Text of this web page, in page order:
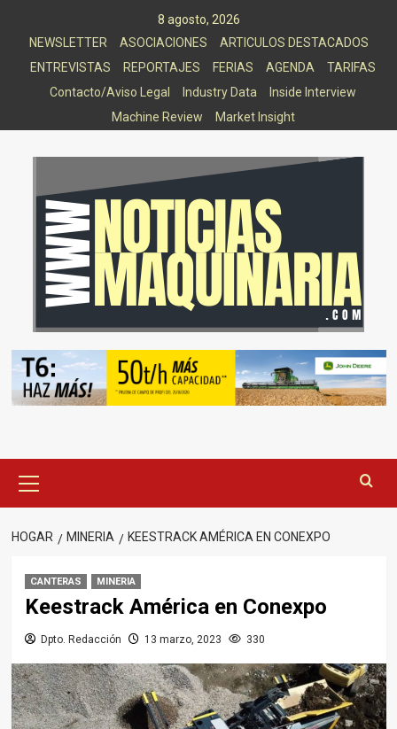
8 agosto, 2026
NEWSLETTER
ASOCIACIONES
ARTICULOS DESTACADOS
ENTREVISTAS
REPORTAJES FERIAS AGENDA
TARIFAS
Contacto/Aviso Legal
Industry Data
Inside Interview
Machine Review
Market Insight
principal
HOGAR MINERIA KEESTRACK AMÉRICA EN CONEXPO
CANTERAS MINERIA
Keestrack América en Conexpo
Dpto. Redacción 13 marzo, 2023 330